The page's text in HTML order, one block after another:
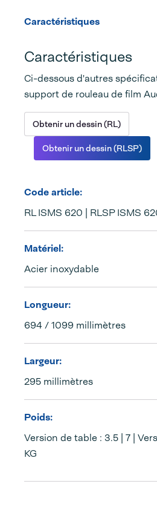
Caractéristiques
Caractéristiques
Ci-dessous d'autres
support de rouleau de film
Obtenir un dessin (RL)
Obtenir un dessin (RLSP)
Code article:
RL ISMS 620 | RLSP ISMS
Matériel:
Acier inoxydable
Longueur:
694 / 1099 millimètres
Largeur:
295 millimètres
Poids:
Version de table : 3.5 | 7 |
KG